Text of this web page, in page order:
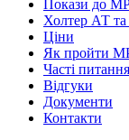
Покази до
Холтер АТ
Ціни
Як пройти
Часті питання
Відгуки
Документи
Контакти